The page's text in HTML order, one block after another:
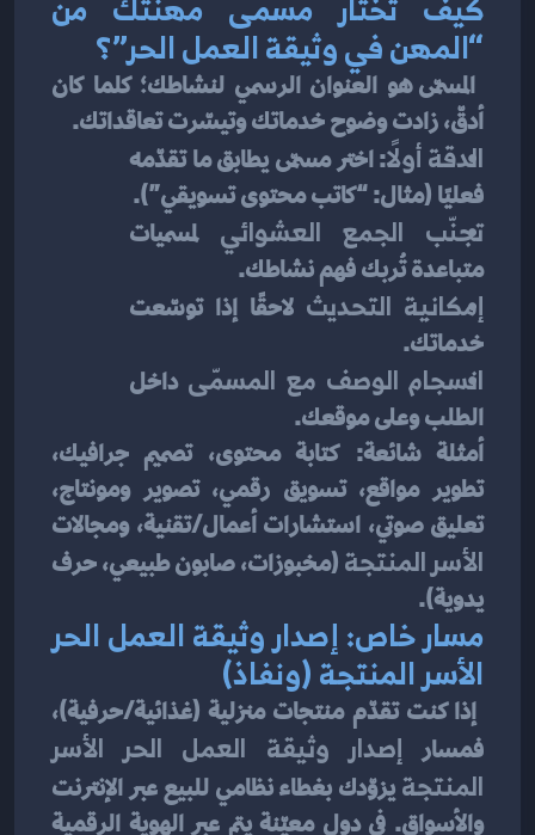
“المهن في وثيقة العمل الحر”؟
أدقّ، زادت وضوح خدماتك وتيسّرت تعاقداتك.
الدقة أولًا : اختر مسمّى يطابق ما تقدّمه
فعليًا (مثال: “كاتب محتوى تسويقي”).
تجنّب الجمع العشوائي
متباعدة تُربك فهم نشاطك.
إمكانية التحديث
خدماتك.
انسجام الوصف مع المسمّى
الطلب وعلى موقعك.
تعليق صوتي، استشارات أعمال/تقنية، ومجالات
الأسر المنتجة
يدوية).
مسار خاص: إصدار وثيقة العمل الحر
الأسر المنتجة (ونفاذ)
فمسار
إصدار وثيقة العمل الحر الأسر
المنتجة